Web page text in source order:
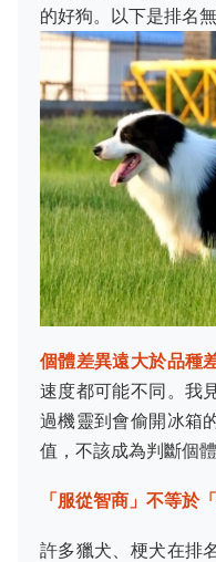
的好狗。以下是排名
個體差異遠大於品種
速度都可能不同。我
過機靈到會偷開冰箱
值，不該成為判斷個
「服從智商」不等於
許多獵犬、梗犬在排